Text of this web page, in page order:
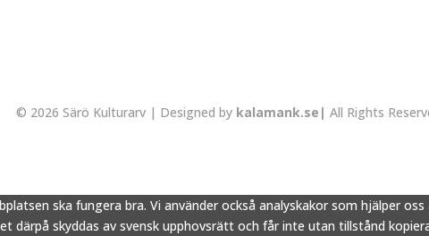
© 2026 Särö Kulturarv | Designed by kalamank.se| All Rights
ska fungera bra. Vi använder också analyskakor som hjälper
därpå skyddas av svensk upphovsrätt och får inte utan tillstånd